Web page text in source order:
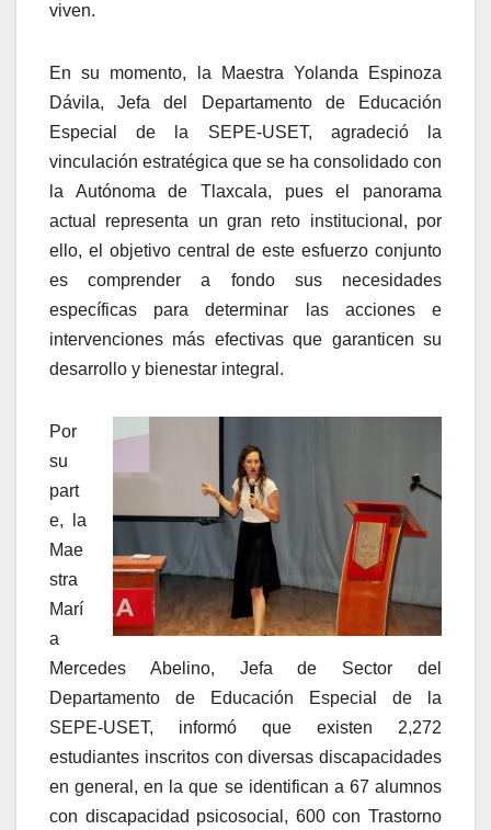
viven.
En su momento, la Maestra Yolanda Espinoza
Dávila, Jefa del Departamento de Educación
Especial de la SEPE-USET, agradeció la
vinculación estratégica que se ha consolidado con
la Autónoma de Tlaxcala, pues el panorama
actual representa un gran reto institucional, por
ello, el objetivo central de este esfuerzo conjunto
es comprender a fondo sus necesidades
específicas para determinar las acciones e
intervenciones más efectivas que garanticen su
desarrollo y bienestar integral.
Por
su
part
e, la
Mae
stra
Marí
a
Mercedes Abelino, Jefa de Sector del
Departamento de Educación Especial de la
SEPE-USET, informó que existen 2,272
estudiantes inscritos con diversas discapacidades
en general, en la que se identifican a 67 alumnos
con discapacidad psicosocial, 600 con Trastorno